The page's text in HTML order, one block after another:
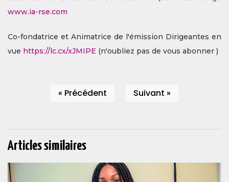
www.ia-rse.com
Co-fondatrice et Animatrice de l'émission Dirigeantes en
vue https://lc.cx/xJMIPE (n'oubliez pas de vous abonner )
« Précédent Suivant »
Articles similaires